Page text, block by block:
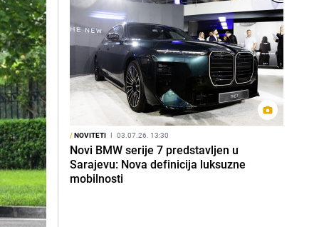
/NOVITETI I 03.07.26. 13:30
Novi BMW serije 7 predstavljen u
Sarajevu: Nova definicija luksuzne
mobilnosti